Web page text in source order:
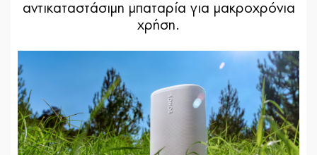
αντικαταστάσιμη μπαταρία για μακροχρόνια
χρήση.